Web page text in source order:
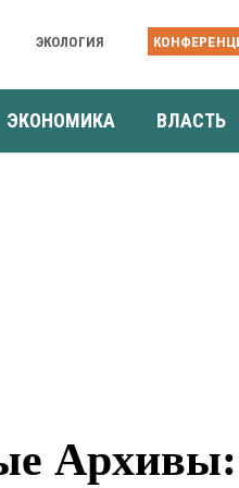
ЭКОЛОГИЯ
ЭКОНОМИКА ВЛАСТЬ